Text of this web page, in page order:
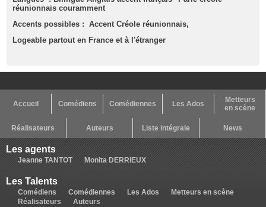
réunionnais couramment
Accents possibles : Accent Créole réunionnais,
Logeable partout en France et à l'étranger
Accueil Comédiens Comédiennes Les Ados
Metteurs
en scène
Réalisateurs Auteurs Liste intégrale News
Les agents
Jeanne TANTOT Monita DERRIEUX
Les Talents
Comédiens Comédiennes Les Ados
Metteurs en scène
Réalisateurs
Auteurs